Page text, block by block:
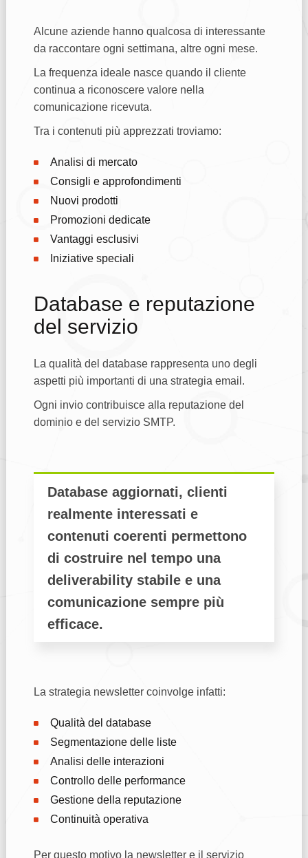
Alcune aziende hanno qualcosa di interessante
da raccontare ogni settimana, altre ogni mese.
La frequenza ideale nasce quando il cliente
continua a riconoscere valore nella
comunicazione ricevuta.
Tra i contenuti più apprezzati troviamo:
Analisi di mercato
Consigli e approfondimenti
Nuovi prodotti
Promozioni dedicate
Vantaggi esclusivi
Iniziative speciali
Database e reputazione
del servizio
La qualità del database rappresenta uno degli
aspetti più importanti di una strategia email.
Ogni invio contribuisce alla reputazione del
dominio e del servizio SMTP.
Database aggiornati, clienti
realmente interessati e
contenuti coerenti permettono
di costruire nel tempo una
deliverability stabile e una
comunicazione sempre più
efficace.
La strategia newsletter coinvolge infatti:
Qualità del database
Segmentazione delle liste
Analisi delle interazioni
Controllo delle performance
Gestione della reputazione
Continuità operativa
Per questo motivo la newsletter e il servizio